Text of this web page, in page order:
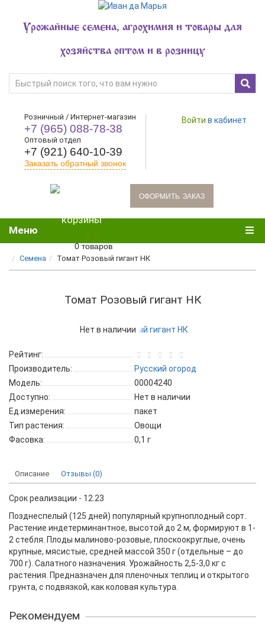
Урожайные семена, агрохимия и товары для
хозяйства оптом и в розницу
Розничный / Интернет-магазин
+7 (965) 088-78-38
Оптовый отдел
+7 (921) 640-10-39
Заказать обратный звонок
Войти в кабинет
oформить заказ
0 товаров
Меню
Семена Томат Розовый гигант НК
Томат Розовый гигант НК
Нет в наличии
Рейтинг:
Производитель:
Русский огород
Модель:
00004240
Доступно:
Нет в наличии
Ед.измерения:
пакет
Тип растения:
Овощи
Фасовка:
0,1 г
Описание Отзывы (0)
Срок реализации - 12.23
Позднеспелый (125 дней) популярный крупноплодный сорт.
Растение индетерминантное, высотой до 2 м, формируют в 1-
2 стебля. Плоды малиново-розовые, плоскоокруглые, очень
крупные, мясистые, средней массой 350 г (отдельные – до
700 г). Салатного назначения. Урожайность 2,5-3,0 кг с
растения. Предназначен для пленочных теплиц и открытого
грунта, с подвязкой, как коловая культура.
Рекомендуем